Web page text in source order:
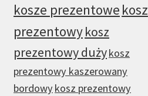
kosze prezentowe kosz
prezentowykosz
prezentowy dużykosz
prezentowy kaszerowany
bordowykosz prezentowy